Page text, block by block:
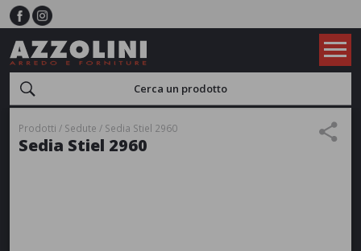
Prodotti Sedute Sedia Stiel 2960
Sedia Stiel 2960